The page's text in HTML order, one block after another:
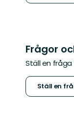
Frågor
Ställ en
Ställ en